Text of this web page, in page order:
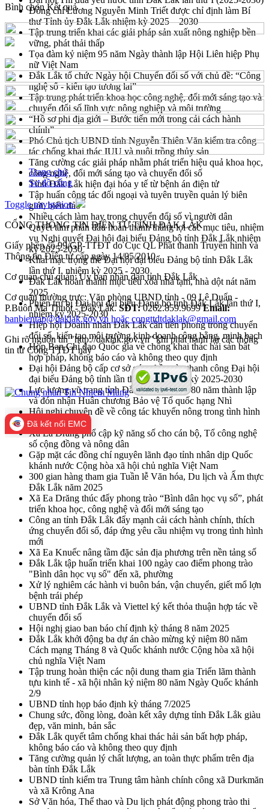
Đồng chí Lương Nguyễn Minh Triết được chỉ định làm Bí
thư Tỉnh ủy Đắk Lắk nhiệm kỳ 2025 – 2030
Tập trung triển khai các giải pháp sản xuất nông nghiệp bền
vững, phát thải thấp
Tọa đàm kỷ niệm 95 năm Ngày thành lập Hội Liên hiệp Phụ
nữ Việt Nam
Đắk Lắk tổ chức Ngày hội Chuyển đổi số với chủ đề: “Công
nghệ số - kiến tạo tương lai”
Tập trung phát triển khoa học công nghệ, đổi mới sáng tạo và
chuyển đổi số lĩnh vực nông nghiệp và môi trường
“Hồ sơ phi địa giới – Bước tiến mới trong cải cách hành
chính”
Phó Chủ tịch UBND tỉnh Nguyễn Thiên Văn kiểm tra công
tác chống khai thác IUU và nuôi trồng thủy sản
Tăng cường các giải pháp nhằm phát triển hiệu quả khoa học,
công nghệ, đổi mới sáng tạo và chuyển đổi số
Tỉnh Đắk Lắk hiện đại hóa y tế từ bệnh án điện tử
Tập huấn công tác đối ngoại và tuyên truyền quản lý biên
giới, biển đảo
Nhiều cách làm hay trong chuyển đổi số vì người dân
Quyết tâm phấn đấu hoàn thành thắng lợi các mục tiêu, nhiệm
vụ Nghị quyết Đại hội đại biểu Đảng bộ tỉnh Đắk Lắk nhiệm
kỳ 2025-2030
Khai mạc trọng thể Đại hội đại biểu Đảng bộ tỉnh Đắk Lắk
lần thứ I, nhiệm kỳ 2025 - 2030
Đắk Lắk hoàn thành mục tiêu xóa nhà tạm, nhà dột nát năm
2025
Phiên trù bị Đại hội đại biểu Đảng bộ tỉnh Đắk Lắk lần thứ I,
nhiệm kỳ 2025-2030
Hiệp hội Doanh nhân Đắk Lắk cần tiên phong trong chuyển
đổi số, kiến tạo môi trường kinh doanh công bằng, minh bạch
Họp Ban Chỉ đạo Quốc gia về chống khai thác hải sản bất
hợp pháp, không báo cáo và không theo quy định
Đại hội Đảng bộ cấp cơ sở góp phần vào thanh công Đại hội
đại biểu Đảng bộ tỉnh lần thứ nhất, nhiệm kỳ 2025-2030
Lực lượng vũ trang tỉnh Đắk Lắk kỷ niệm 80 năm thành lập
và đón nhận Huân chương Bảo vệ Tổ quốc hạng Nhì
Hội nghị chuyên đề về công tác khuyến nông trong tình hình
mới
Xã Ea Drăng phổ cập kỹ năng số cho cán bộ, Tổ công nghệ
số cộng đồng và nông dân
Gặp mặt các đồng chí nguyên lãnh đạo tỉnh nhân dịp Quốc
khánh nước Cộng hòa xã hội chủ nghĩa Việt Nam
300 gian hàng tham gia Tuần lễ Văn hóa, Du lịch và Ẩm thực
Đắk Lắk năm 2025
Xã Ea Drăng thúc đẩy phong trào “Bình dân học vụ số”, phát
triển khoa học, công nghệ và đổi mới sáng tạo
Công an tỉnh Đắk Lắk đẩy mạnh cải cách hành chính, thích
ứng chuyển đổi số, đáp ứng yêu cầu nhiệm vụ trong tình hình
mới
Xã Ea Knuếc nâng tầm đặc sản địa phương trên nền tảng số
Đắk Lắk tập huấn triển khai 100 ngày cao điểm phong trào
"Bình dân học vụ số" đến xã, phường
Xử lý nghiêm các hành vi buôn bán, vận chuyển, giết mổ lợn
bệnh trái phép
UBND tỉnh Đắk Lắk và Viettel ký kết thỏa thuận hợp tác về
chuyển đổi số
Hội nghị giao ban báo chí định kỳ tháng 8 năm 2025
Đắk Lắk khởi động ba dự án chào mừng kỷ niệm 80 năm
Cách mạng Tháng 8 và Quốc khánh nước Cộng hòa xã hội
chủ nghĩa Việt Nam
Tập trung hoàn thiện các nội dung tham gia Triển lãm thành
tựu kinh tế - xã hội nhân kỷ niệm 80 năm Ngày Quốc khánh
2/9
UBND tỉnh họp báo định kỳ tháng 7/2025
Chung sức, đồng lòng, đoàn kết xây dựng tỉnh Đắk Lắk giàu
đẹp, văn minh, bản sắc
Đắk Lắk quyết tâm chống khai thác hải sản bất hợp pháp,
không báo cáo và không theo quy định
Tăng cường quản lý chất lượng, an toàn thực phẩm trên địa
bàn tỉnh Đắk Lắk
UBND tỉnh kiểm tra Trung tâm hành chính công xã Durkmăn
và xã Krông Ana
Sở Văn hóa, Thể thao và Du lịch phát động phong trào thi
Bình chọnKết quả
Trang chủ
Sơ đồ cổng
Toggle navigation
CỔNG THÔNG TIN ĐIỆN TỬ TỈNH ĐẮK LẮK
Giấy phép số 99/GP-TTĐT do Cục QL Phát thanh Truyền hình và
Thông tin Điện tử cấp ngày 14/05/2010
Cơ quan chủ quản: Ủy ban nhân dân tỉnh Đắk Lắk
Cơ quan thường trực: Văn phòng UBND tỉnh - 09 Lê Duẩn -
P.Buôn Ma Thuột - Đắk Lắk.SĐT:0262.859.9699Email:
banbientap@daklak.gov.vn hoặc congttdtdaklak@gmail.com
Ghi rõ nguồn tin "http://daklak.gov.vn" khi phát hành lại các thông
tin từ Cổng TTĐT này
Đã kết nối EMC